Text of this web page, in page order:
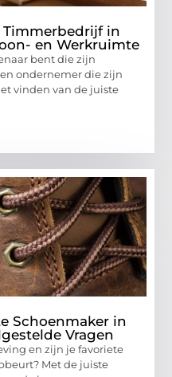
Timmerbedrijf in
en Werkruimte
bent die zijn
ondernemer die zijn
vinden van de juiste
Schoenmaker in
Vragen
en zijn je favoriete
Met de juiste